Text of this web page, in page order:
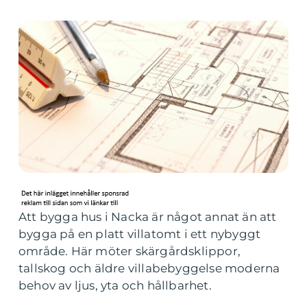
Att bygga hus i Nacka är något annat än att
bygga på en platt villatomt i ett nybyggt
område. Här möter skärgårdsklippor,
tallskog och äldre villabebyggelse moderna
behov av ljus, yta och hållbarhet.